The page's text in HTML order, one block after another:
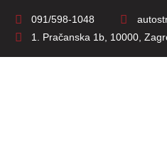
091/598-1048
1. Pračanska 1b, 10000,